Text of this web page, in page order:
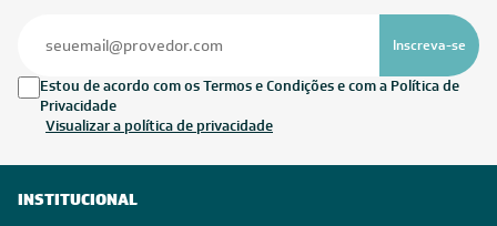
Inscreva-se
Estou de acordo com os Termos e Condições e com a Política de
Privacidade
Visualizar a política de privacidade
INSTITUCIONAL